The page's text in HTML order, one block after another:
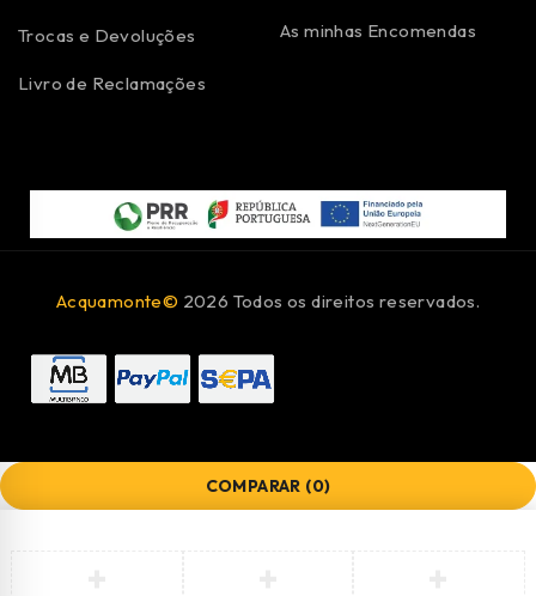
Trocas e Devoluções
Livro de Reclamações
As minhas Encomendas
Acquamonte© 2026 Todos os direitos reservados.
COMPARAR (0)